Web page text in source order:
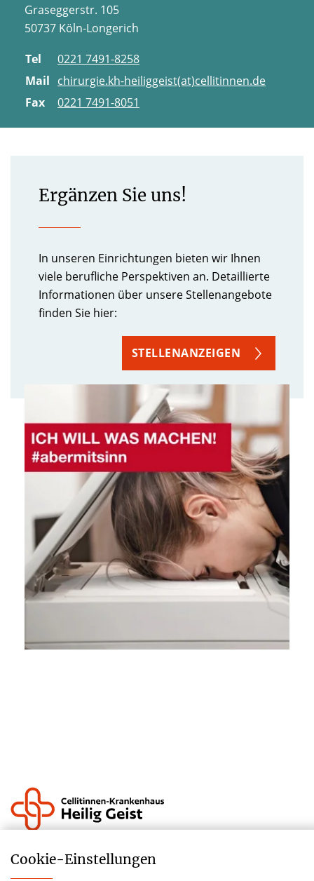
Graseggerstr. 105
50737 Köln-Longerich
Tel
0221 7491-8258
Mail chirurgie.kh-heiliggeist(at)cellitinnen.de
Fax
0221 7491-8051
Ergänzen Sie uns!
In unseren Einrichtungen bieten wir Ihnen
viele berufliche Perspektiven an. Detaillierte
Informationen über unsere Stellenangebote
finden Sie hier:
STELLENANZEIGEN
Krankenhauszukunftsfonds
Cookie-­Einstellungen